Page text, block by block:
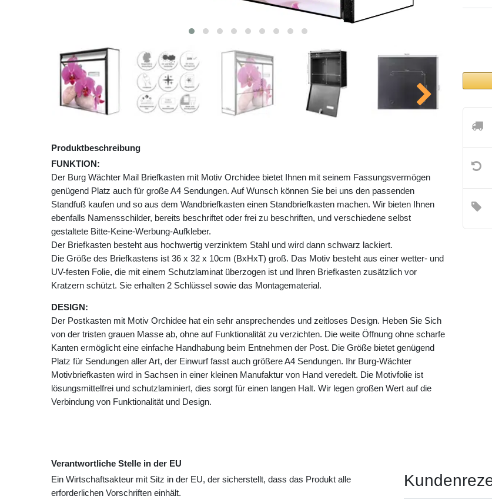
Produktbeschreibung
FUNKTION:
Der Burg Wächter Mail Briefkasten mit Motiv Orchidee bietet Ihnen mit seinem Fassungsvermögen
genügend Platz auch für große A4 Sendungen. Auf Wunsch können Sie bei uns den passenden
Standfuß kaufen und so aus dem Wandbriefkasten einen Standbriefkasten machen. Wir bieten Ihnen
ebenfalls Namensschilder, bereits beschriftet oder frei zu beschriften, und verschiedene selbst
gestaltete Bitte-Keine-Werbung-Aufkleber.
Der Briefkasten besteht aus hochwertig verzinktem Stahl und wird dann schwarz lackiert.
Die Größe des Briefkastens ist 36 x 32 x 10cm (BxHxT) groß. Das Motiv besteht aus einer wetter- und
UV-festen Folie, die mit einem Schutzlaminat überzogen ist und Ihren Briefkasten zusätzlich vor
Kratzern schützt. Sie erhalten 2 Schlüssel sowie das Montagematerial.
DESIGN:
Der Postkasten mit Motiv Orchidee hat ein sehr ansprechendes und zeitloses Design. Heben Sie Sich
von der tristen grauen Masse ab, ohne auf Funktionalität zu verzichten. Die weite Öffnung ohne scharfe
Kanten ermöglicht eine einfache Handhabung beim Entnehmen der Post. Die Größe bietet genügend
Platz für Sendungen aller Art, der Einwurf fasst auch größere A4 Sendungen. Ihr Burg-Wächter
Motivbriefkasten wird in Sachsen in einer kleinen Manufaktur von Hand veredelt. Die Motivfolie ist
lösungsmittelfrei und schutzlaminiert, dies sorgt für einen langen Halt. Wir legen großen Wert auf die
Verbindung von Funktionalität und Design.
Verantwortliche Stelle in der EU
Ein Wirtschaftsakteur mit Sitz in der EU, der sicherstellt, dass das Produkt alle
erforderlichen Vorschriften einhält.